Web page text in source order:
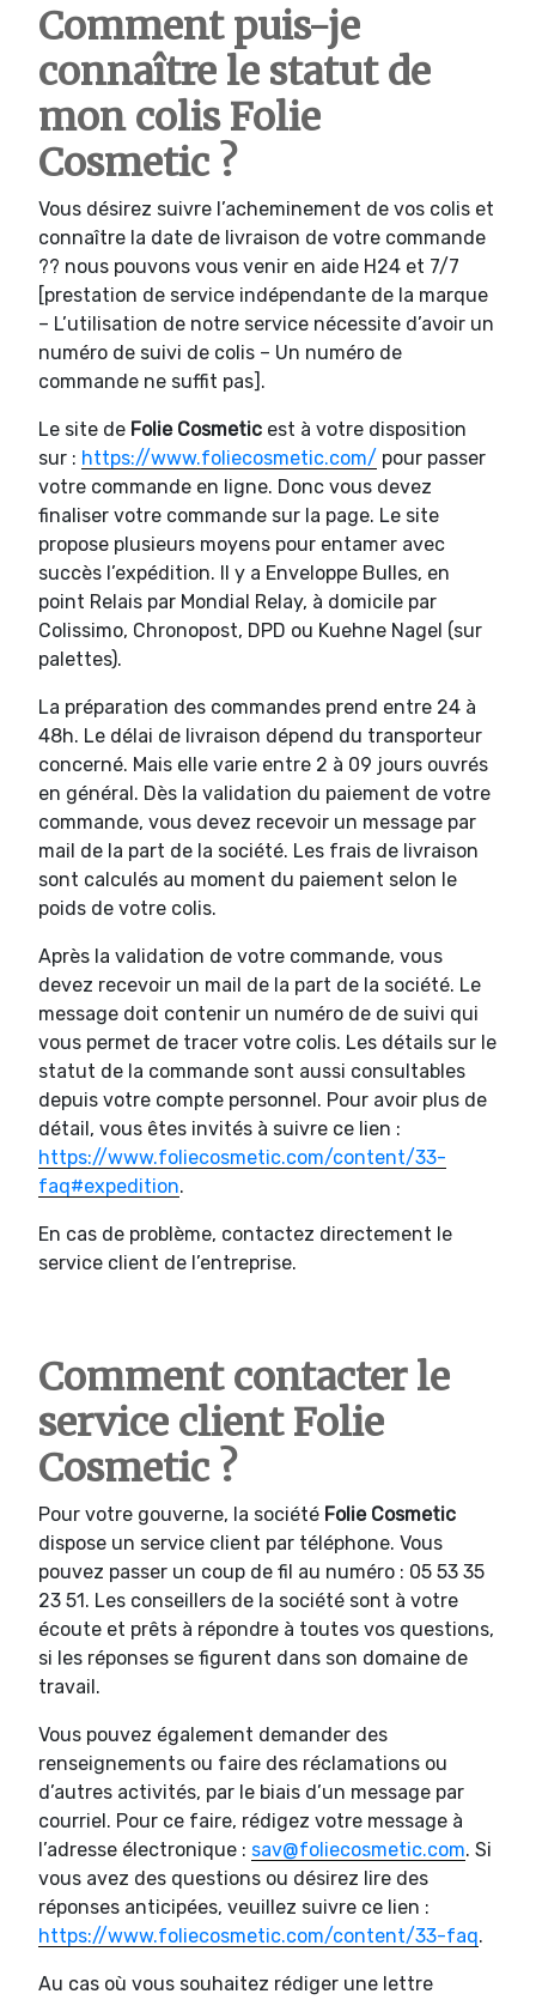
Comment puis-je
connaître le statut de
mon colis Folie
Cosmetic ?
Vous désirez suivre l’acheminement de vos colis et
connaître la date de livraison de votre commande
?? nous pouvons vous venir en aide H24 et 7/7
[prestation de service indépendante de la marque
– L’utilisation de notre service nécessite d’avoir un
numéro de suivi de colis – Un numéro de
commande ne suffit pas].
Le site de Folie Cosmetic est à votre disposition
sur : https://www.foliecosmetic.com/ pour passer
votre commande en ligne. Donc vous devez
finaliser votre commande sur la page. Le site
propose plusieurs moyens pour entamer avec
succès l’expédition. Il y a Enveloppe Bulles, en
point Relais par Mondial Relay, à domicile par
Colissimo, Chronopost, DPD ou Kuehne Nagel (sur
palettes).
La préparation des commandes prend entre 24 à
48h. Le délai de livraison dépend du transporteur
concerné. Mais elle varie entre 2 à 09 jours ouvrés
en général. Dès la validation du paiement de votre
commande, vous devez recevoir un message par
mail de la part de la société. Les frais de livraison
sont calculés au moment du paiement selon le
poids de votre colis.
Après la validation de votre commande, vous
devez recevoir un mail de la part de la société. Le
message doit contenir un numéro de de suivi qui
vous permet de tracer votre colis. Les détails sur le
statut de la commande sont aussi consultables
depuis votre compte personnel. Pour avoir plus de
détail, vous êtes invités à suivre ce lien :
https://www.foliecosmetic.com/content/33-
faq#expedition.
En cas de problème, contactez directement le
service client de l’entreprise.
Comment contacter le
service client Folie
Cosmetic ?
Pour votre gouverne, la société Folie Cosmetic
dispose un service client par téléphone. Vous
pouvez passer un coup de fil au numéro : 05 53 35
23 51. Les conseillers de la société sont à votre
écoute et prêts à répondre à toutes vos questions,
si les réponses se figurent dans son domaine de
travail.
Vous pouvez également demander des
renseignements ou faire des réclamations ou
d’autres activités, par le biais d’un message par
courriel. Pour ce faire, rédigez votre message à
l’adresse électronique : sav@foliecosmetic.com. Si
vous avez des questions ou désirez lire des
réponses anticipées, veuillez suivre ce lien :
https://www.foliecosmetic.com/content/33-faq.
Au cas où vous souhaitez rédiger une lettre